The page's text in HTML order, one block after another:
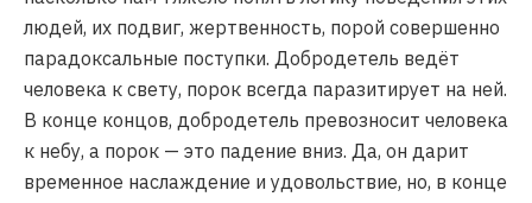
людей, их подвиг, жертвенность, порой совершенно
парадоксальные поступки. Добродетель ведёт
человека к свету, порок всегда паразитирует на ней.
В конце концов, добродетель превозносит человека
к небу, а порок — это падение вниз. Да, он дарит
временное наслаждение и удовольствие, но, в конце